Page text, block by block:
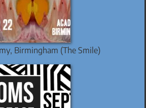
Birmingham (The Smile)